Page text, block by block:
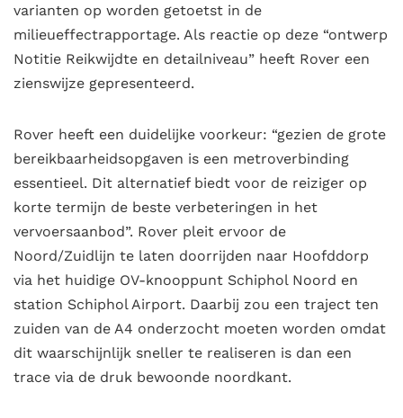
varianten op worden getoetst in de
milieueffectrapportage. Als reactie op deze “ontwerp
Notitie Reikwijdte en detailniveau” heeft Rover een
zienswijze gepresenteerd.
Rover heeft een duidelijke voorkeur: “gezien de grote
bereikbaarheidsopgaven is een metroverbinding
essentieel. Dit alternatief biedt voor de reiziger op
korte termijn de beste verbeteringen in het
vervoersaanbod”. Rover pleit ervoor de
Noord/Zuidlijn te laten doorrijden naar Hoofddorp
via het huidige OV-knooppunt Schiphol Noord en
station Schiphol Airport. Daarbij zou een traject ten
zuiden van de A4 onderzocht moeten worden omdat
dit waarschijnlijk sneller te realiseren is dan een
trace via de druk bewoonde noordkant.